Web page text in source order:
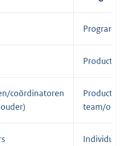
coördinatoren
Producten
team/